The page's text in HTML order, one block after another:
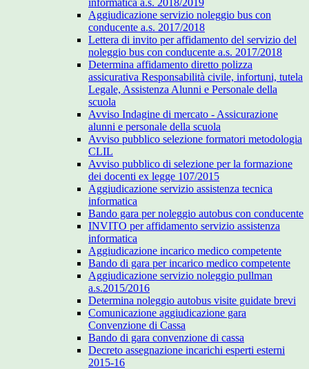
informatica a.s. 2018/2019
Aggiudicazione servizio noleggio bus con
conducente a.s. 2017/2018
Lettera di invito per affidamento del servizio del
noleggio bus con conducente a.s. 2017/2018
Determina affidamento diretto polizza
assicurativa Responsabilità civile, infortuni, tutela
Legale, Assistenza Alunni e Personale della
scuola
Avviso Indagine di mercato - Assicurazione
alunni e personale della scuola
Avviso pubblico selezione formatori metodologia
CLIL
Avviso pubblico di selezione per la formazione
dei docenti ex legge 107/2015
Aggiudicazione servizio assistenza tecnica
informatica
Bando gara per noleggio autobus con conducente
INVITO per affidamento servizio assistenza
informatica
Aggiudicazione incarico medico competente
Bando di gara per incarico medico competente
Aggiudicazione servizio noleggio pullman
a.s.2015/2016
Determina noleggio autobus visite guidate brevi
Comunicazione aggiudicazione gara
Convenzione di Cassa
Bando di gara convenzione di cassa
Decreto assegnazione incarichi esperti esterni
2015-16